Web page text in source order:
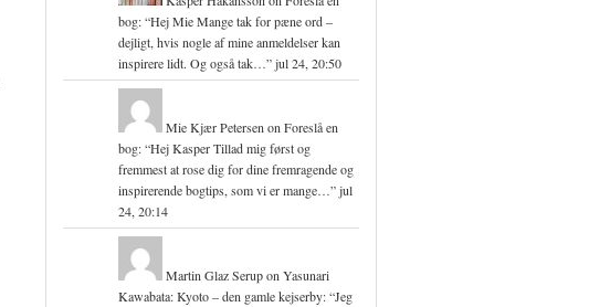
bog: “Hej Mie Mange tak for pæne ord –
dejligt, hvis nogle af mine anmeldelser kan
inspirere lidt. Og også tak…”jul 24, 20:50
Mie Kjær Petersen on Foreslå en
bog: “Hej Kasper Tillad mig først og
fremmest at rose dig for dine fremragende og
inspirerende bogtips, som vi er mange…”jul
24, 20:14
Martin Glaz Serupon Yasunari
Kawabata: Kyoto – den gamle kejserby: “Jeg